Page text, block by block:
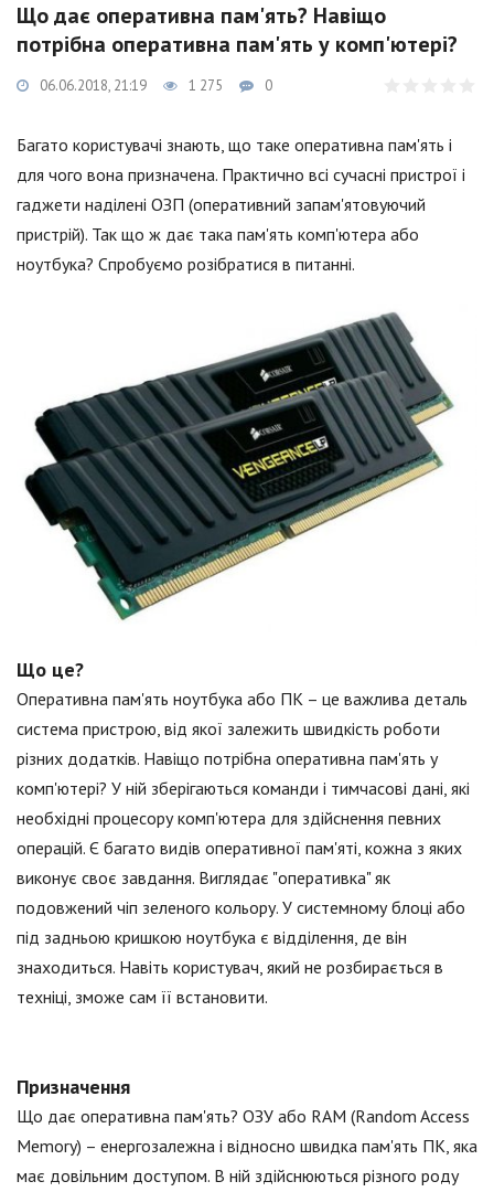
Що дає оперативна пам'ять? Навіщо
потрібна оперативна пам'ять у комп'ютері?
06.06.2018, 21:19 1 275 0
Багато користувачі знають, що таке оперативна пам'ять і
для чого вона призначена. Практично всі сучасні пристрої і
гаджети наділені ОЗП (оперативний запам'ятовуючий
пристрій). Так що ж дає така пам'ять комп'ютера або
ноутбука? Спробуємо розібратися в питанні.
Що це?
Оперативна пам'ять ноутбука або ПК – це важлива деталь
система пристрою, від якої залежить швидкість роботи
різних додатків. Навіщо потрібна оперативна пам'ять у
комп'ютері? У ній зберігаються команди і тимчасові дані, які
необхідні процесору комп'ютера для здійснення певних
операцій. Є багато видів оперативної пам'яті, кожна з яких
виконує своє завдання. Виглядає "оперативка" як
подовжений чіп зеленого кольору. У системному блоці або
під задньою кришкою ноутбука є відділення, де він
знаходиться. Навіть користувач, який не розбирається в
техніці, зможе сам її встановити.
Призначення
Що дає оперативна пам'ять? ОЗУ або RAM (Random Access
Memory) – енергозалежна і відносно швидка пам'ять ПК, яка
має довільним доступом. В ній здійснюються різного роду